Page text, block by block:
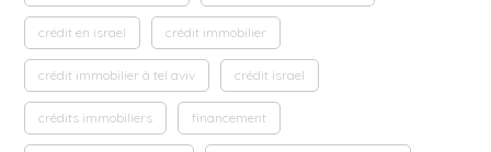
crédit en israel crédit immobilier
crédit immobilier à tel aviv crédit israel
crédits immobiliers financement